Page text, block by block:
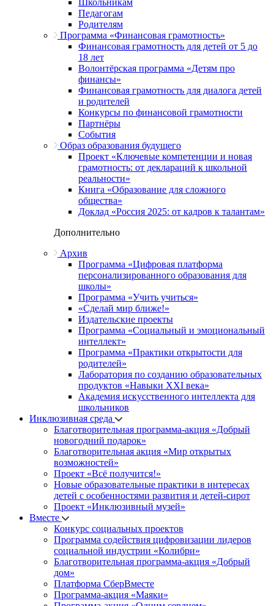
Школьникам
Педагогам
Родителям
Программа «Финансовая грамотность»
Финансовая грамотность для детей от 5 до
18 лет
Волонтёрская программа «Детям про
финансы»
Финансовая грамотность для диалога детей
и родителей
Конкурсы по финансовой грамотности
Партнёры
События
Образ образования будущего
Проект «Ключевые компетенции и новая
грамотность: от деклараций к школьной
реальности»
Книга «Образование для сложного
общества»
Доклад «Россия 2025: от кадров к талантам»
Дополнительно
Архив
Программа «Цифровая платформа
персонализированного образования для
школы»
Программа «Учить учиться»
«Сделай мир ближе!»
Издательские проекты
Программа «Социальный и эмоциональный
интеллект»
Программа «Практики открытости для
родителей»
Лаборатория по созданию образовательных
продуктов «Навыки XXI века»
Академия искусственного интеллекта для
школьников
Инклюзивная среда
Благотворительная программа-акция «Добрый
новогодний подарок»
Благотворительная акция «Мир открытых
возможностей»
Проект «Всё получится!»
Новые образовательные практики в интересах
детей с особенностями развития и детей-сирот
Проект «Инклюзивный музей»
Вместе
Конкурс социальных проектов
Программа содействия цифровизации лидеров
социальной индустрии «Колибри»
Благотворительная программа-акция «Добрый
дом»
Платформа СберВместе
Программа-акция «Маяки»